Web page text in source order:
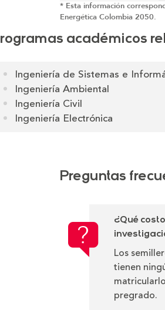
* Esta información
Energética Colombia 2050.
académicos
Ingeniería de Sistemas e
Ingeniería Ambiental
Ingeniería Civil
Ingeniería Electrónica
Preguntas
¿Qué
Los
tienen
pregrado.